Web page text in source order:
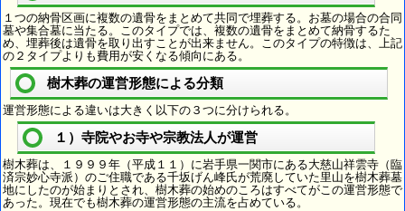
１つの納骨区画に複数の遺骨をまとめて共同で埋葬する。お墓の場合の合同
墓や集合墓に当たる。このタイプでは、複数の遺骨をまとめて納骨するた
め、埋葬後は遺骨を取り出すことが出来ません。このタイプの特徴は、上記
の２タイプよりも費用が安くなる傾向にある。
樹木葬の運営形態による分類
運営形態による違いは大きく以下の３つに分けられる。
１）寺院やお寺や宗教法人が運営
樹木葬は、１９９９年（平成１１）に岩手県一関市にある大慈山祥雲寺（臨
済宗妙心寺派）のご住職である千坂げん峰氏が荒廃していた里山を樹木葬墓
地にしたのが始まりとされ、樹木葬の始めのころはすべてがこの運営形態で
あった。現在でも樹木葬の運営形態の主流を占めている。